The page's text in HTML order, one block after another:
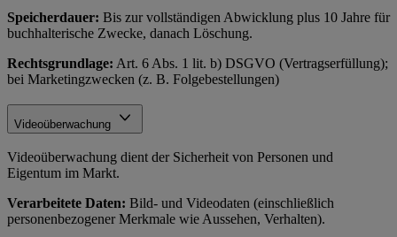
Speicherdauer: Bis zur vollständigen Abwicklung plus 10 Jahre für
buchhalterische Zwecke, danach Löschung.
Rechtsgrundlage: Art. 6 Abs. 1 lit. b) DSGVO (Vertragserfüllung);
bei Marketingzwecken (z. B. Folgebestellungen)
Videoüberwachung
Videoüberwachung dient der Sicherheit von Personen und
Eigentum im Markt.
Verarbeitete Daten: Bild- und Videodaten (einschließlich
personenbezogener Merkmale wie Aussehen, Verhalten).